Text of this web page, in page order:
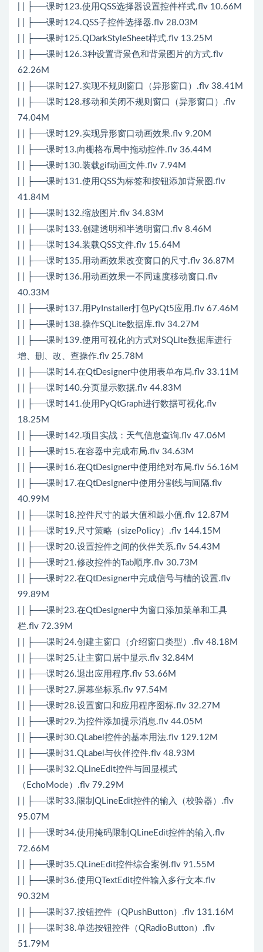
| | ├──课时123.使用QSS选择器设置控件样式.flv 10.66M
| | ├──课时124.QSS子控件选择器.flv 28.03M
| | ├──课时125.QDarkStyleSheet样式.flv 13.25M
| | ├──课时126.3种设置背景色和背景图片的方式.flv
62.26M
| | ├──课时127.实现不规则窗口（异形窗口）.flv 38.41M
| | ├──课时128.移动和关闭不规则窗口（异形窗口）.flv
74.04M
| | ├──课时129.实现异形窗口动画效果.flv 9.20M
| | ├──课时13.向栅格布局中拖动控件.flv 36.44M
| | ├──课时130.装载gif动画文件.flv 7.94M
| | ├──课时131.使用QSS为标签和按钮添加背景图.flv
41.84M
| | ├──课时132.缩放图片.flv 34.83M
| | ├──课时133.创建透明和半透明窗口.flv 8.46M
| | ├──课时134.装载QSS文件.flv 15.64M
| | ├──课时135.用动画效果改变窗口的尺寸.flv 36.87M
| | ├──课时136.用动画效果一不同速度移动窗口.flv
40.33M
| | ├──课时137.用PyInstaller打包PyQt5应用.flv 67.46M
| | ├──课时138.操作SQLite数据库.flv 34.27M
| | ├──课时139.使用可视化的方式对SQLite数据库进行
增、删、改、查操作.flv 25.78M
| | ├──课时14.在QtDesigner中使用表单布局.flv 33.11M
| | ├──课时140.分页显示数据.flv 44.83M
| | ├──课时141.使用PyQtGraph进行数据可视化.flv
18.25M
| | ├──课时142.项目实战：天气信息查询.flv 47.06M
| | ├──课时15.在容器中完成布局.flv 34.63M
| | ├──课时16.在QtDesigner中使用绝对布局.flv 56.16M
| | ├──课时17.在QtDesigner中使用分割线与间隔.flv
40.99M
| | ├──课时18.控件尺寸的最大值和最小值.flv 12.87M
| | ├──课时19.尺寸策略（sizePolicy）.flv 144.15M
| | ├──课时20.设置控件之间的伙伴关系.flv 54.43M
| | ├──课时21.修改控件的Tab顺序.flv 30.73M
| | ├──课时22.在QtDesigner中完成信号与槽的设置.flv
99.89M
| | ├──课时23.在QtDesigner中为窗口添加菜单和工具
栏.flv 72.39M
| | ├──课时24.创建主窗口（介绍窗口类型）.flv 48.18M
| | ├──课时25.让主窗口居中显示.flv 32.84M
| | ├──课时26.退出应用程序.flv 53.66M
| | ├──课时27.屏幕坐标系.flv 97.54M
| | ├──课时28.设置窗口和应用程序图标.flv 32.27M
| | ├──课时29.为控件添加提示消息.flv 44.05M
| | ├──课时30.QLabel控件的基本用法.flv 129.12M
| | ├──课时31.QLabel与伙伴控件.flv 48.93M
| | ├──课时32.QLineEdit控件与回显模式
（EchoMode）.flv 79.29M
| | ├──课时33.限制QLineEdit控件的输入（校验器）.flv
95.07M
| | ├──课时34.使用掩码限制QLineEdit控件的输入.flv
72.66M
| | ├──课时35.QLineEdit控件综合案例.flv 91.55M
| | ├──课时36.使用QTextEdit控件输入多行文本.flv
90.32M
| | ├──课时37.按钮控件（QPushButton）.flv 131.16M
| | ├──课时38.单选按钮控件（QRadioButton）.flv
51.79M